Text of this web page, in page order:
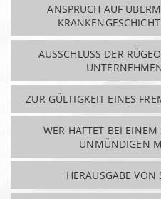
ANSPRUCH AUF
AUSSCHLUSS DER
ZUR GÜLTIGKEIT EINES
WER HAFTET BEI
UNMÜNDIGEN
HERAUSGABE VON